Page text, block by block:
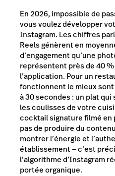
En 2026, impossible de
vous voulez développer
Instagram. Les chiffres
Reels génèrent en
d’engagement qu’une
représentent près de 40
l’application. Pour un
fonctionnent le mieux
à 30 secondes : un plat
les coulisses de votre
cocktail signature filmé en
pas de produire du
montrer l’énergie et
établissement — c’est
l’algorithme d’Instagram
portée organique.